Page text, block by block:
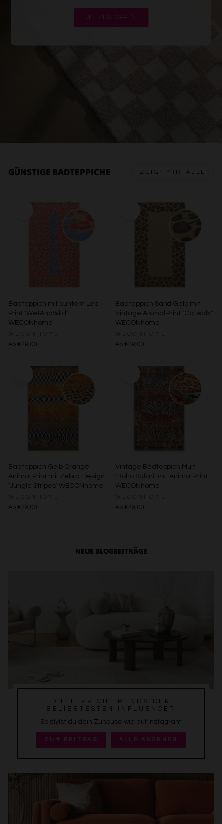
JETZT SHOPPEN
GÜNSTIGE BADTEPPICHE ZEIG' MIR ALLE
Badteppich mit buntem Leo
Print "WetAndWild"
WECONhome
Ab €29,00
Badteppich Sand Gelb mit
Vintage Animal Print "Catwalk"
WECONhome
Ab €29,00
Badteppich Gelb Orange
Animal Print mit Zebra-Design
"Jungle Stripes" WECONhome
Ab €29,00
Vintage Badteppich Multi
"Boho Safari" mit Animal Print
WECONhome
Ab €29,00
NEUE BLOGBEITRÄGE
DIE TEPPICH-TRENDS DER
BELIEBTESTEN INFLUENCER
So stylst du dein Zuhause wie auf Instagram
ZUM BEITRAG ALLE ANSEHEN